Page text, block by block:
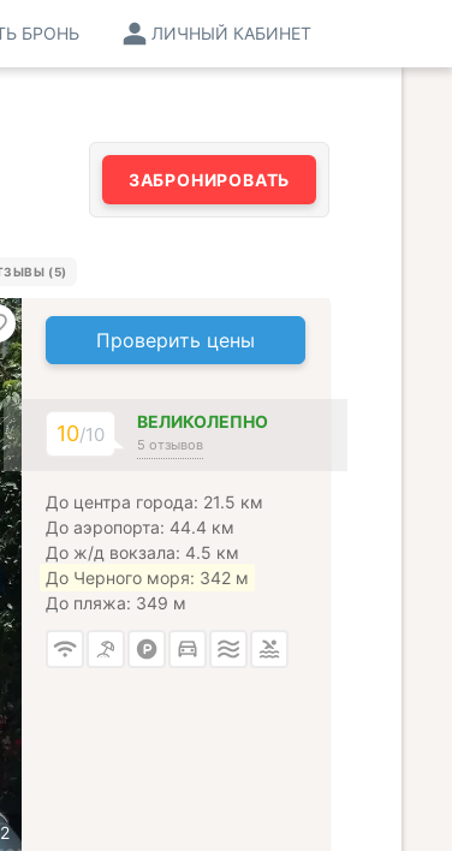
ЛИЧНЫЙ КАБИНЕТ
БРОНЬ
ЗАБРОНИРОВАТЬ
(5)
Проверить цены
10/10
ВЕЛИКОЛЕПНО
5 отзывов
До центра города: 21.5 км
До аэропорта: 44.4 км
До ж/д вокзала: 4.5 км
До Черного моря: 342 м
До пляжа: 349 м